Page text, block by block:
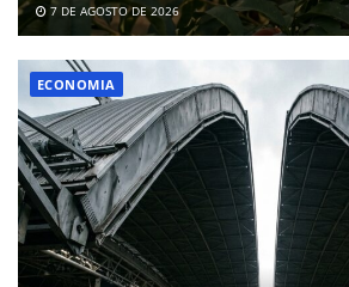
7 DE AGOSTO DE 2026
ECONOMIA